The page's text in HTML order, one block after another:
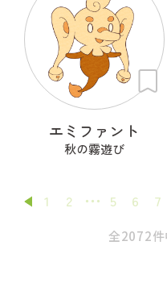
エミファント
秋の霧遊び
1 2 5 6 7
全2072